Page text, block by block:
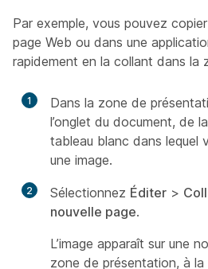
Par exemple, vous pouvez
page Web ou dans une
rapidement en la collant dans la
1
Dans la zone de
l’onglet du document, de
tableau blanc dans lequel
une image.
2 Sélectionnez Éditer >
nouvelle page.
L’image apparaît sur une
zone de présentation, à